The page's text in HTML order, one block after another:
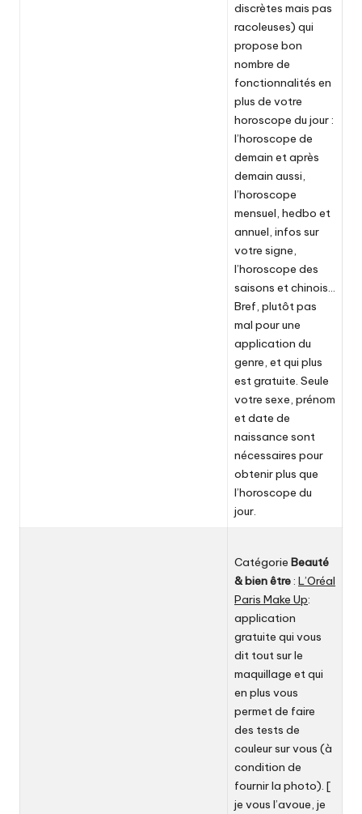
discrètes mais pas
racoleuses) qui
propose bon
nombre de
fonctionnalités en
plus de votre
horoscope du jour :
l’horoscope de
demain et après
demain aussi,
l’horoscope
mensuel, hedbo et
annuel, infos sur
votre signe,
l’horoscope des
saisons et chinois…
Bref, plutôt pas
mal pour une
application du
genre, et qui plus
est gratuite. Seule
votre sexe, prénom
et date de
naissance sont
nécessaires pour
obtenir plus que
l’horoscope du
jour.
Catégorie Beauté
& bien être: L’Oréal
Paris Make Up:
application
gratuite qui vous
dit tout sur le
maquillage et qui
en plus vous
permet de faire
des tests de
couleur sur vous (à
condition de
fournir la photo). [
je vous l’avoue, je